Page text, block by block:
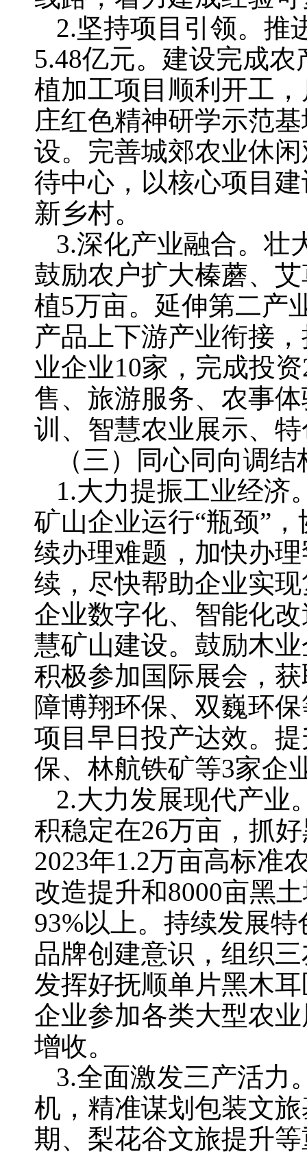
2.坚持项目引领。推
5.48亿元。建设完成
植加工项目顺利开工
庄红色精神研学示范
设。完善城郊农业休
待中心，以核心项目建
新乡村。
3.深化产业融合。壮
鼓励农户扩大榛蘑、
植5万亩。延伸第二产
产品上下游产业衔接
业企业10家，完成投
售、旅游服务、农事
训、智慧农业展示、
（三）同心同向调
1.大力提振工业经济
矿山企业运行“瓶颈”
续办理难题，加快办
续，尽快帮助企业实
企业数字化、智能化
慧矿山建设。鼓励木
积极参加国际展会，
障博翔环保、双巍环
项目早日投产达效。
保、林航铁矿等3家企
2.大力发展现代产业
积稳定在26万亩，抓
2023年1.2万亩高标准
改造提升和8000亩黑
93%以上。持续发展
品牌创建意识，组织
发挥好抚顺单片黑木
企业参加各类大型农
增收。
3.全面激发三产活力
机，精准谋划包装文
期、梨花谷文旅提升